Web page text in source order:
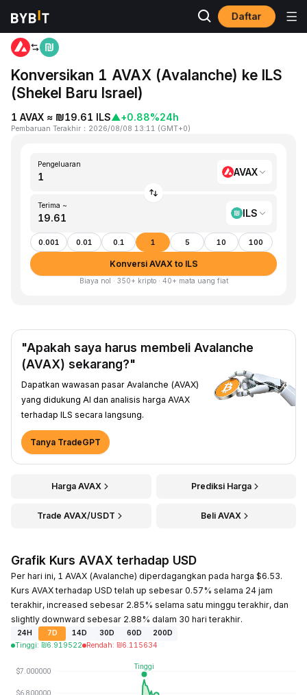
Daftar
Beranda
Konversikan 1 AVAX (Avalanche) ke ILS
(Shekel Baru Israel)
1 AVAX ≈ ₪19.61 ILS▲+0.88%24h
Pembaruan Terakhir ： 2026/08/08 13:11 (GMT+0)
Pengeluaran
AVAX
Terima ~
ILS
0.001 0.01 0.1 1 5 10 100
Konversi AVAX to ILS
Biaya nol · 350+ kripto · 40+ mata uang fiat
"Apakah saya harus membeli Avalanche
(AVAX) sekarang?"
Dapatkan wawasan pasar Avalanche (AVAX)
yang didukung AI dan analisis harga AVAX
terhadap ILS secara langsung.
Tanya TradeGPT
Harga AVAX Prediksi Harga
Trade AVAX/USDT Beli AVAX
Grafik Kurs AVAX terhadap USD
Per hari ini, 1 AVAX (Avalanche) diperdagangkan pada harga $6.53.
Kurs AVAX terhadap USD telah up sebesar 0.57% selama 24 jam
terakhir, increased sebesar 2.85% selama satu minggu terakhir, dan
slightly downward sebesar 2.88% dalam 30 hari terakhir.
24H 7D 14D 30D 60D
200D
Tinggi: ₪6.919522 Rendah: ₪6.115634